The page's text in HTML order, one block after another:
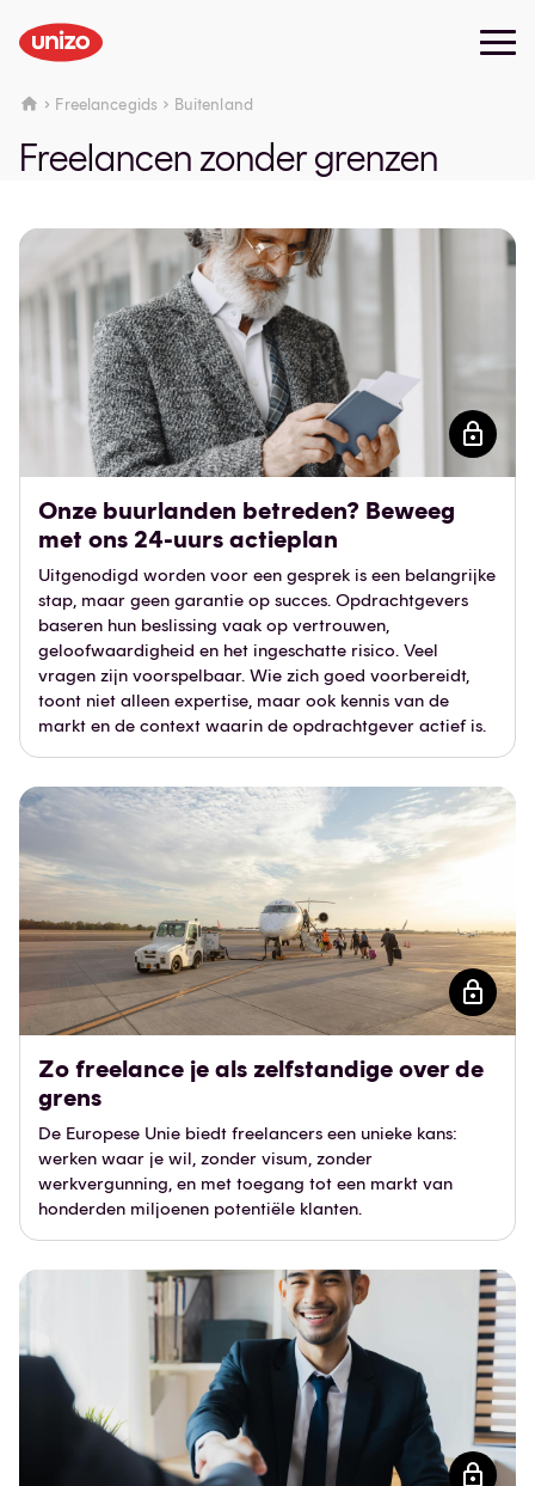
Freelancegids Buitenland
Freelancen zonder grenzen
Onze buurlanden betreden? Beweeg
met ons 24-uurs actieplan
Uitgenodigd worden voor een gesprek is een belangrijke
stap, maar geen garantie op succes. Opdrachtgevers
baseren hun beslissing vaak op vertrouwen,
geloofwaardigheid en het ingeschatte risico. Veel
vragen zijn voorspelbaar. Wie zich goed voorbereidt,
toont niet alleen expertise, maar ook kennis van de
markt en de context waarin de opdrachtgever actief is.
Zo freelance je als zelfstandige over de
grens
De Europese Unie biedt freelancers een unieke kans:
werken waar je wil, zonder visum, zonder
werkvergunning, en met toegang tot een markt van
honderden miljoenen potentiële klanten.